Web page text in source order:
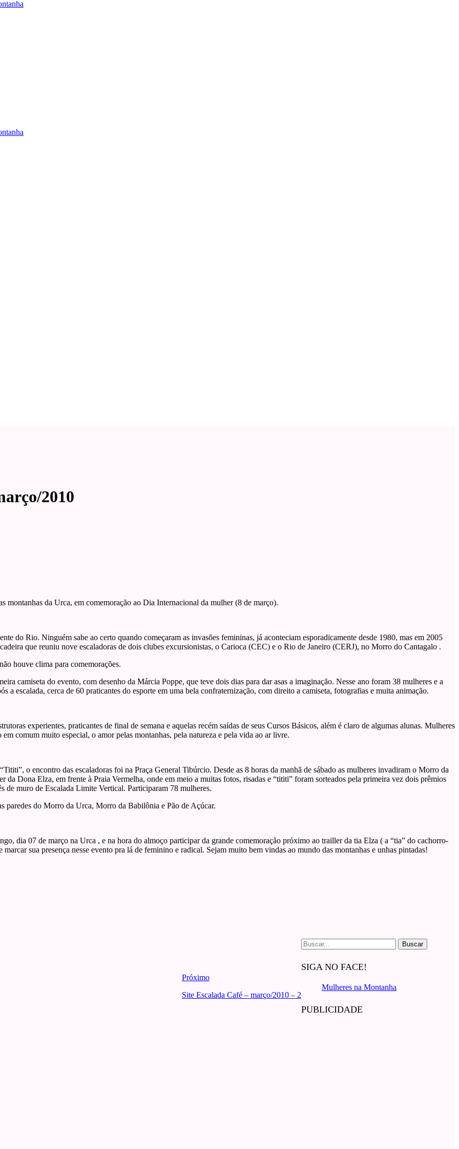
2010
montanhas da Urca, em comemoração ao Dia Internacional da mulher (8 de março).
do Rio. Ninguém sabe ao certo quando começaram as invasões femininas, já aconteciam esporadicamente desde 1980, mas em 2005
que reuniu nove escaladoras de dois clubes excursionistas, o Carioca (CEC) e o Rio de Janeiro (CERJ), no Morro do Cantagalo .
houve clima para comemorações.
camiseta do evento, com desenho da Márcia Poppe, que teve dois dias para dar asas a imaginação. Nesse ano foram 38 mulheres e a
a escalada, cerca de 60 praticantes do esporte em uma bela confraternização, com direito a camiseta, fotografias e muita animação.
experientes, praticantes de final de semana e aquelas recém saídas de seus Cursos Básicos, além é claro de algumas alunas. Mulheres
comum muito especial, o amor pelas montanhas, pela natureza e pela vida ao ar livre.
o encontro das escaladoras foi na Praça General Tibúrcio. Desde as 8 horas da manhã de sábado as mulheres invadiram o Morro da
Dona Elza, em frente à Praia Vermelha, onde em meio a muitas fotos, risadas e “tititi” foram sorteados pela primeira vez dois prêmios
de muro de Escalada Limite Vertical. Participaram 78 mulheres.
paredes do Morro da Urca, Morro da Babilônia e Pão de Açúcar.
dia 07 de março na Urca , e na hora do almoço participar da grande comemoração próximo ao trailler da tia Elza ( a “tia” do cachorro-
sua presença nesse evento pra lá de feminino e radical. Sejam muito bem vindas ao mundo das montanhas e unhas pintadas!
Buscar
por:
SIGA NO FACE!
Mulheres na Montanha
PUBLICIDADE
Próximo
Site Escalada Café – março/2010 – 2